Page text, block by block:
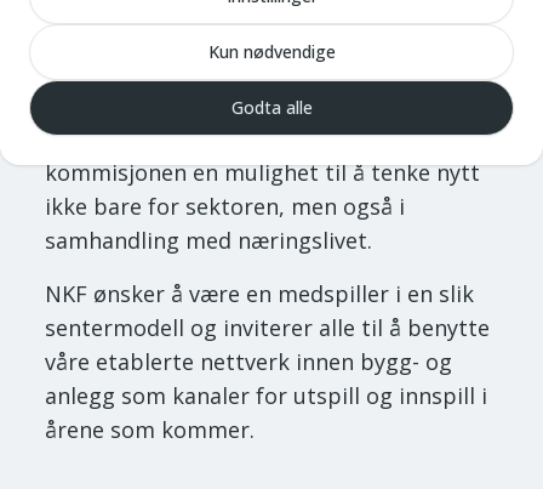
kompetansesenter bruker og
samarbeider. Senteret som en virtuell
organisasjon kan tilgjengeliggjør med små
midler, raskt og fortløpende. Her har
kommisjonen en mulighet til å tenke nytt
ikke bare for sektoren, men også i
samhandling med næringslivet.
NKF ønsker å være en medspiller i en slik
sentermodell og inviterer alle til å benytte
våre etablerte nettverk innen bygg- og
anlegg som kanaler for utspill og innspill i
årene som kommer.
Kun nødvendige
Godta alle